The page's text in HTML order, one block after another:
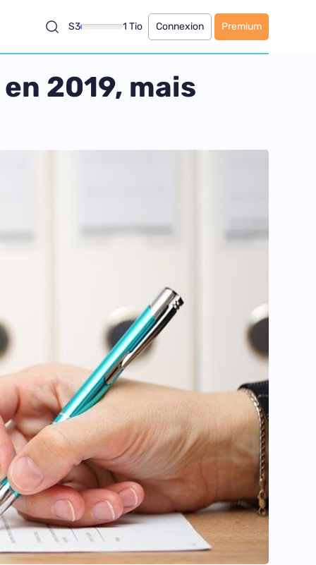
S3 1 Tio Connexion Premium
2019, mais